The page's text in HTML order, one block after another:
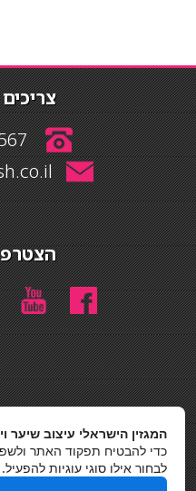
04-8234567
המגזין הישראלי עיצוב שיער
כדי להבטיח תפקוד האתר
לבחור אילו סוגי עוגיות להפעיל.